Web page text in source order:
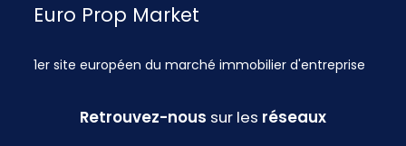
Euro Prop Market
1er site européen du marché immobilier d'entreprise
Retrouvez-nous sur les réseaux